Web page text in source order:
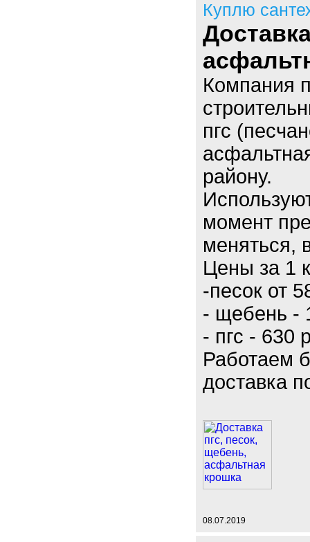
Куплю
Компания
пгс
району.
момент
меняться,
Цены за 1
-песок от
- щебень -
- пгс - 630
Работаем
доставка
08.07.2019